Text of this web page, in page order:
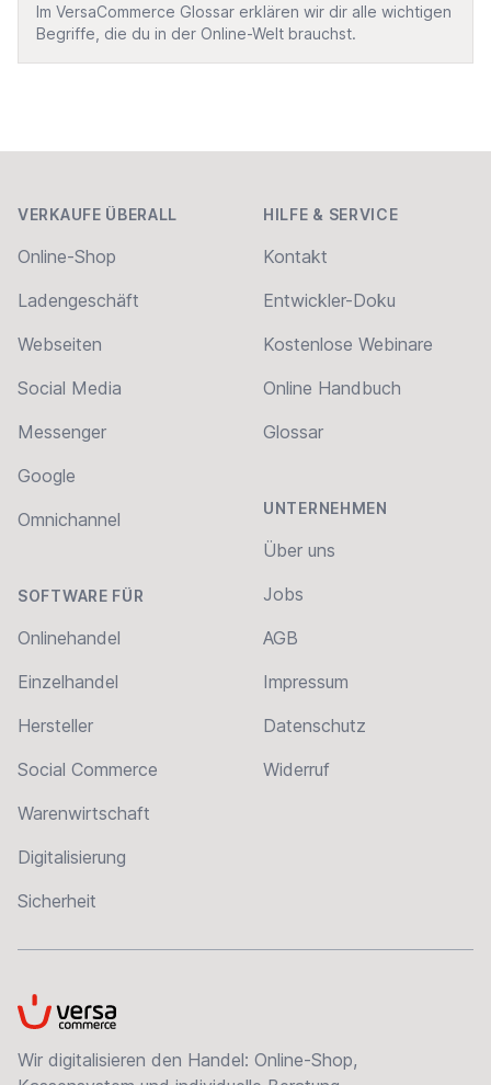
Im VersaCommerce Glossar erklären wir dir alle wichtigen
Begriffe, die du in der Online-Welt brauchst.
VERKAUFE ÜBERALL
Online-Shop
Ladengeschäft
Webseiten
Social Media
Messenger
Google
Omnichannel
SOFTWARE FÜR
Onlinehandel
Einzelhandel
Hersteller
Social Commerce
Warenwirtschaft
Digitalisierung
Sicherheit
HILFE & SERVICE
Kontakt
Entwickler-Doku
Kostenlose Webinare
Online Handbuch
Glossar
UNTERNEHMEN
Über uns
Jobs
AGB
Impressum
Datenschutz
Widerruf
VersaCommerce
Wir digitalisieren den Handel: Online-Shop,